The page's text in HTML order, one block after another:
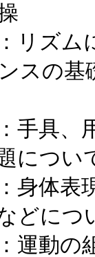
リズム
スの基
手具、
につい
身体表
どにつ
運動の